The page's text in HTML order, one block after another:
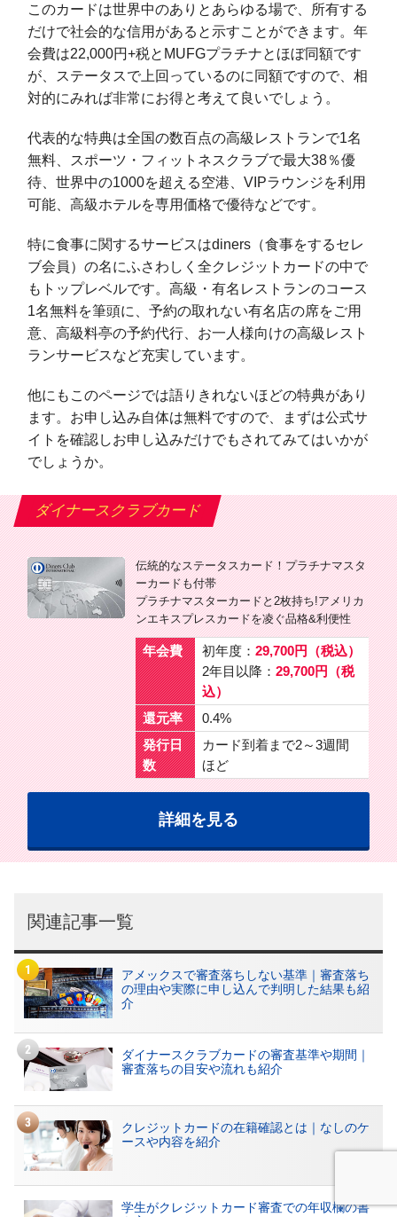
このカードは世界中のありとあらゆる場で、所有する
だけで社会的な信用があると示すことができます。年
会費は22,000円+税とMUFGプラチナとほぼ同額です
が、ステータスで上回っているのに同額ですので、相
対的にみれば非常にお得と考えて良いでしょう。
代表的な特典は全国の数百点の高級レストランで1名
無料、スポーツ・フィットネスクラブで最大38％優
待、世界中の1000を超える空港、VIPラウンジを利用
可能、高級ホテルを専用価格で優待などです。
特に食事に関するサービスはdiners（食事をするセレ
ブ会員）の名にふさわしく全クレジットカードの中で
もトップレベルです。高級・有名レストランのコース
1名無料を筆頭に、予約の取れない有名店の席をご用
意、高級料亭の予約代行、お一人様向けの高級レスト
ランサービスなど充実しています。
他にもこのページでは語りきれないほどの特典があり
ます。お申し込み自体は無料ですので、まずは公式サ
イトを確認しお申し込みだけでもされてみてはいかが
でしょうか。
ダイナースクラブカード
伝統的なステータスカード！プラチナマスタ
ーカードも付帯
プラチナマスターカードと2枚持ち!アメリカ
ンエキスプレスカードを凌ぐ品格&利便性
年会費 初年度： 29,700円（税込）
2年目以降： 29,700円（税
込）
還元率
0.4%
発行日
数
カード到着まで2～3週間
ほど
詳細を見る
関連記事一覧
アメックスで審査落ちしない基準｜審査落ち
の理由や実際に申し込んで判明した結果も紹
介
ダイナースクラブカードの審査基準や期間｜
審査落ちの目安や流れも紹介
クレジットカードの在籍確認とは｜なしのケ
ースや内容を紹介
学生がクレジットカード審査での年収欄の書